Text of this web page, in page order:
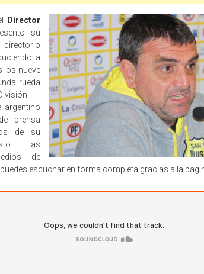
Director
su
directorio
a
los nueve
rueda
argentino
prensa
de su
las
de
escuchar en forma completa gracias a la